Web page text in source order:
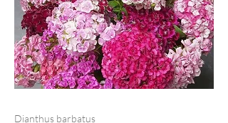
Dianthus barbatus